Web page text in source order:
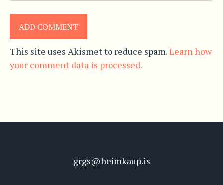
This site uses Akismet to reduce spam.Learn how
your comment data is processed.
grgs@heimkaup.is